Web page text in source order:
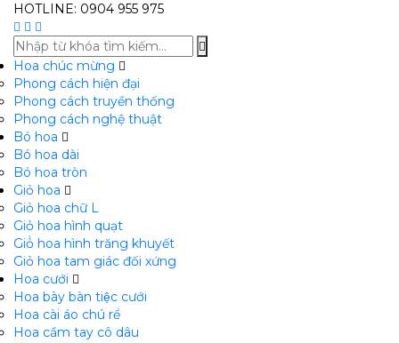
HOTLINE: 0904 955 975
Hoa chúc mừng
Phong cách hiện đại
Phong cách truyền thống
Phong cách nghệ thuật
Bó hoa
Bó hoa dài
Bó hoa tròn
Giỏ hoa
Giỏ hoa chữ L
Giỏ hoa hình quạt
Giỏ̉ hoa hình trăng khuyết
Giỏ hoa tam giác đối xứng
Hoa cưới
Hoa bày bàn tiệc cưới
Hoa cài áo chú rể
Hoa cầm tay cô dâu